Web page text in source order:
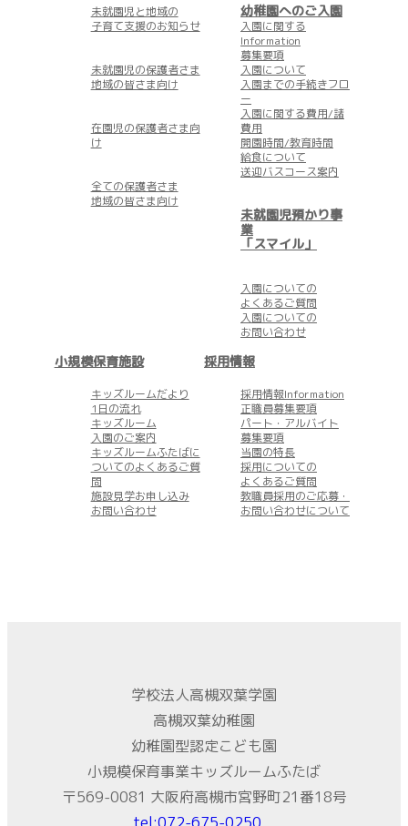
未就園児と地域の
子育て支援のお知らせ
未就園児の保護者さま
地域の皆さま向け
在園児の保護者さま向
け
全ての保護者さま
地域の皆さま向け
幼稚園へのご入園
入園に関する
Information
募集要項
入園について
入園までの手続きフロ
ー
入園に関する費用/諸
費用
開園時間/教育時間
給食について
送迎バスコース案内
未就園児預かり事
業
「スマイル」
入園についての
よくあるご質問
入園についての
お問い合わせ
小規模保育施設
キッズルームだより
1日の流れ
キッズルーム
入園のご案内
キッズルームふたばに
ついてのよくあるご質
問
施設見学お申し込み
お問い合わせ
採用情報
採用情報Information
正職員募集要項
パート・アルバイト
募集要項
当園の特長
採用についての
よくあるご質問
教職員採用のご応募・
お問い合わせについて
学校法人高槻双葉学園
高槻双葉幼稚園
幼稚園型認定こども園
小規模保育事業キッズルームふたば
〒569-0081 大阪府高槻市宮野町21番18号